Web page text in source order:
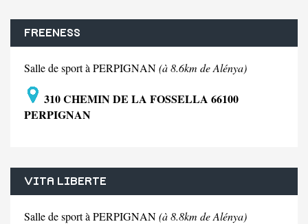
FREENESS
Salle de sport à PERPIGNAN(à 8.6km de Alénya)
310 CHEMIN DE LA FOSSELLA 66100
PERPIGNAN
VITA LIBERTE
Salle de sport à PERPIGNAN(à 8.8km de Alénya)